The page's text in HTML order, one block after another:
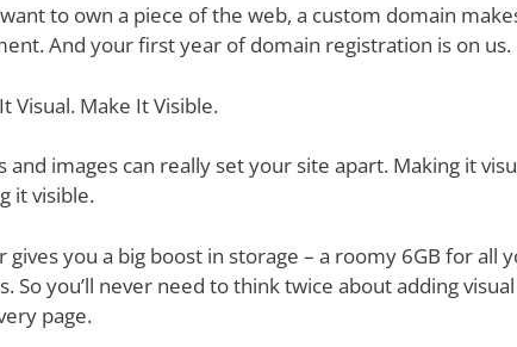
to own a piece of the web, a custom domain
And your first year of domain registration is on us.
Visual. Make It Visible.
and images can really set your site apart. Making it
it visible.
gives you a big boost in storage – a roomy 6GB for all
So you’ll never need to think twice about adding
page.